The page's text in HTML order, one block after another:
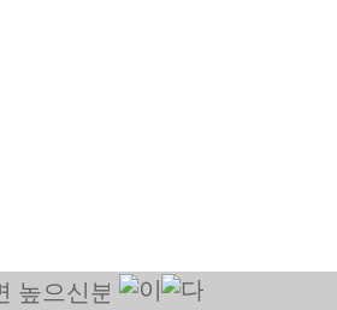
높으신분이 멱살 잡음